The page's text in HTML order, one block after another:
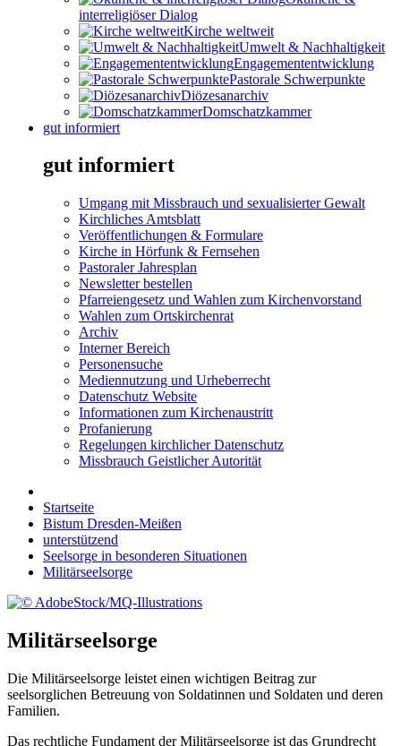
interreligiöser Dialog
Kirche weltweit
Umwelt & Nachhaltigkeit
Engagemententwicklung
Pastorale Schwerpunkte
Diözesanarchiv
Domschatzkammer
gut informiert
gut informiert
Umgang mit Missbrauch und sexualisierter Gewalt
Kirchliches Amtsblatt
Veröffentlichungen & Formulare
Kirche in Hörfunk & Fernsehen
Pastoraler Jahresplan
Newsletter bestellen
Pfarreiengesetz und Wahlen zum Kirchenvorstand
Wahlen zum Ortskirchenrat
Archiv
Interner Bereich
Personensuche
Mediennutzung und Urheberrecht
Datenschutz Website
Informationen zum Kirchenaustritt
Profanierung
Regelungen kirchlicher Datenschutz
Missbrauch Geistlicher Autorität
Startseite
Bistum Dresden-Meißen
unterstützend
Seelsorge in besonderen Situationen
Militärseelsorge
Militärseelsorge
Die Militärseelsorge leistet einen wichtigen Beitrag zur
seelsorglichen Betreuung von Soldatinnen und Soldaten und deren
Familien.
Das rechtliche Fundament der Militärseelsorge ist das Grundrecht